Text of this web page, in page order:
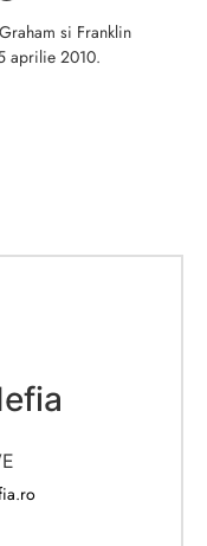
si Franklin
aprilie 2010.